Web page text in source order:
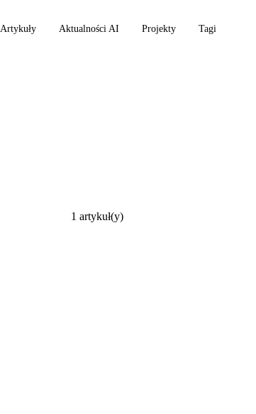
Artykuły Aktualności AI Projekty Tagi
1 artykuł(y)